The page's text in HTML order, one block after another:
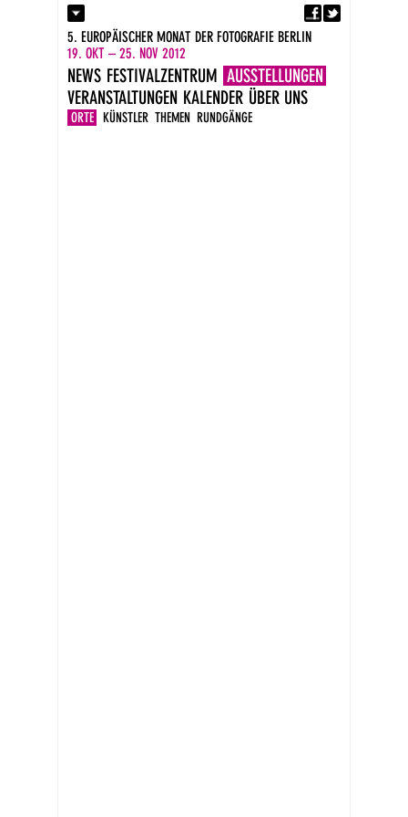
Kontakt
Presse
Impressum
DE
EN
5. EUROPÄISCHER MONAT DER FOTOGRAFIE BERLIN
19. OKT – 25. NOV 2012
NEWS FESTIVALZENTRUM AUSSTELLUNGEN
ORTE KÜNSTLER THEMEN RUNDGÄNGE
VERANSTALTUNGEN KALENDER ÜBER UNS